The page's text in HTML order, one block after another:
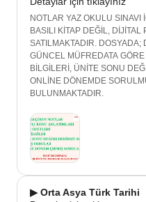
NOTLAR YAZ OKULU
BASILI KİTAP DEĞİL, DİJİTAL
SATILMAKTADIR.
GÜNCEL MÜFREDATA
BİLGİLERİ, ÜNİTE SONU
ONLİNE DÖNEMDE
BULUNMAKTADIR.
▶ Orta Asya Türk Tarihi